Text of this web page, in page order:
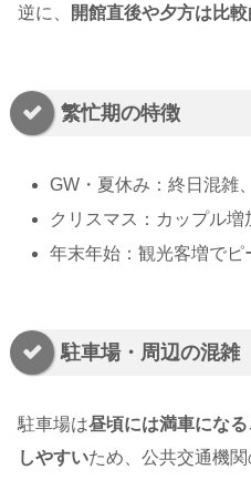
逆に、
開館直後や夕方は比
繁忙期の特徴
GW・夏休み：終日混雑
クリスマス：カップル増
年末年始：観光客増でピ
駐車場・周辺の混雑
駐車場は昼頃には満車にな
しやすいため、公共交通機関